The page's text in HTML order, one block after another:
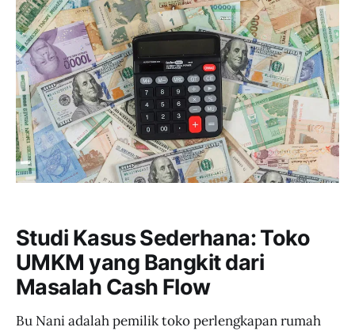
langkah awal menuju kesuksesan
bisnis yang berkelanjutan.
Studi Kasus Sederhana: Toko
UMKM yang Bangkit dari
Masalah Cash Flow
Bu Nani adalah pemilik toko perlengkapan rumah